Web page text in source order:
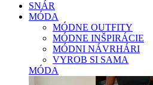
SNÁR
MÓDA
MÓDNE OUTFITY
MÓDNE INŠPIRÁCIE
MÓDNI NÁVRHÁRI
VYROB SI SAMA
MÓDA